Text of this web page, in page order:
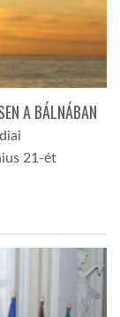
A BÁLNÁBAN
21-ét